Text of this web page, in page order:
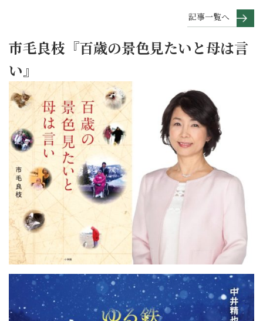
記事一覧へ
市毛良枝『百歳の景色見たいと母は言
い』